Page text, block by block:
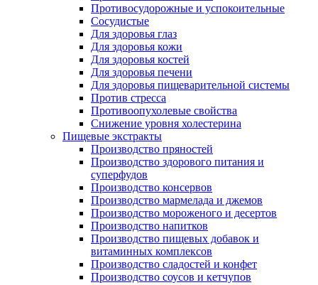
Противосудорожные и успокоительные
Сосудистые
Для здоровья глаз
Для здоровья кожи
Для здоровья костей
Для здоровья печени
Для здоровья пищеварительной системы
Против стресса
Противоопухолевые свойства
Снижение уровня холестерина
Пищевые экстракты
Производство пряностей
Производство здорового питания и
суперфудов
Производство консервов
Производство мармелада и джемов
Производство мороженого и десертов
Производство напитков
Производство пищевых добавок и
витаминных комплексов
Производство сладостей и конфет
Производство соусов и кетчупов